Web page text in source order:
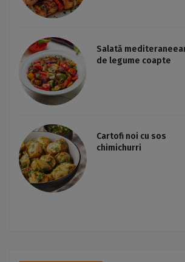
Salată
de legume coapte
Cartofi noi cu sos
chimichurri